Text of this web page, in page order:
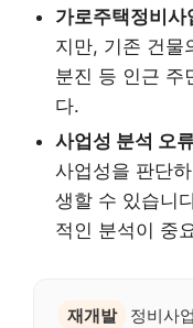
가로주택정비사
지만, 기존 건물
분진 등 인근 주
다.
사업성 분석 오
사업성을 판단
생할 수 있습니
적인 분석이 중
재개발
정비사